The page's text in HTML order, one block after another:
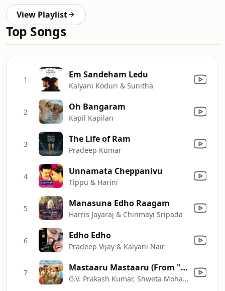
View Playlist
Top Songs
1 Em Sandeham Ledu
Kalyani Koduri & Sunitha
2 Oh Bangaram
Kapil Kapilan
3 The Life of Ram
Pradeep Kumar
4 Unnamata Cheppanivu
Tippu & Harini
5 Manasuna Edho Raagam
Harris Jayaraj & Chinmayi Sripada
6 Edho Edho
Pradeep Vijay & Kalyani Nair
7 Mastaaru Mastaaru (From "Sir")
G.V. Prakash Kumar, Shweta Mohan & Saraswati Putra Ramajogayya Sastry